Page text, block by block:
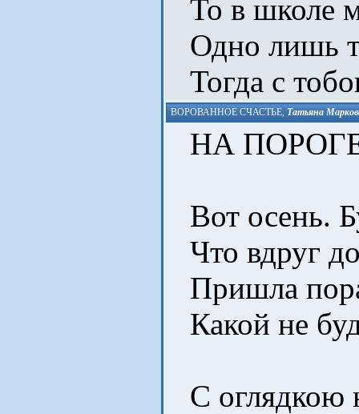
То в школе
Одно лишь
Тогда с
ВОРОВАННОЕ СЧАСТЬЕ, Татьяна
НА
Вот осень.
Что вдруг
Пришла
Какой не
С оглядкою